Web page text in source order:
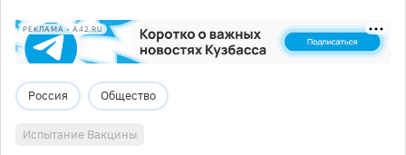
РЕКЛАМА • A42.RU
Россия Общество
Испытание Вакцины